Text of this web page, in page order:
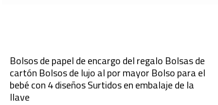
Bolsos de papel de encargo del regalo Bolsas de
cartón Bolsos de lujo al por mayor Bolso para el
bebé con 4 diseños Surtidos en embalaje de la
llave